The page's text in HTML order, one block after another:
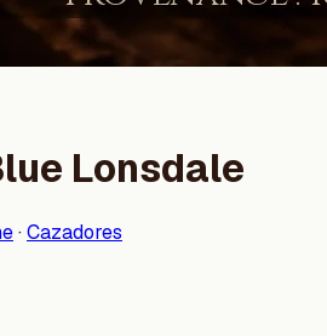
Lonsdale
·Cazadores